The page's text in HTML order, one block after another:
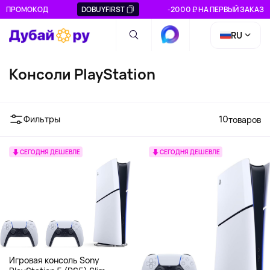
ПРОМОКОД DOBUYFIRST -2000 ₽ НА ПЕРВЫЙ ЗАКАЗ
RU
Консоли PlayStation
Фильтры 10товаров
СЕГОДНЯ ДЕШЕВЛЕ
Игровая консоль Sony
СЕГОДНЯ ДЕШЕВЛЕ